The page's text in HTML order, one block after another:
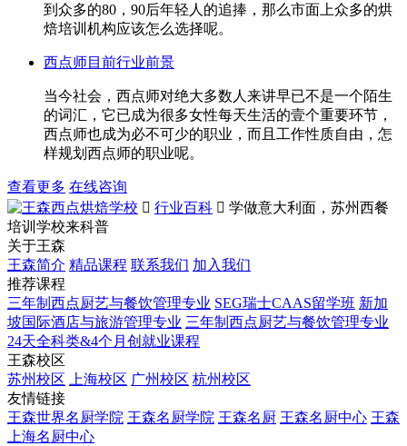
到众多的80，90后年轻人的追捧，那么市面上众多的烘
焙培训机构应该怎么选择呢。
西点师目前行业前景
当今社会，西点师对绝大多数人来讲早已不是一个陌生
的词汇，它已成为很多女性每天生活的壹个重要环节，
西点师也成为必不可少的职业，而且工作性质自由，怎
样规划西点师的职业呢。
查看更多 在线咨询
 行业百科  学做意大利面，苏州西餐
培训学校来科普
关于王森
王森简介 精品课程 联系我们 加入我们
推荐课程
三年制西点厨艺与餐饮管理专业 SEG瑞士CAAS留学班 新加
坡国际酒店与旅游管理专业 三年制西点厨艺与餐饮管理专业
24天全科类&4个月创就业课程
王森校区
苏州校区
上海校区 广州校区 杭州校区
友情链接
王森世界名厨学院 王森名厨学院 王森名厨 王森名厨中心 王森
上海名厨中心